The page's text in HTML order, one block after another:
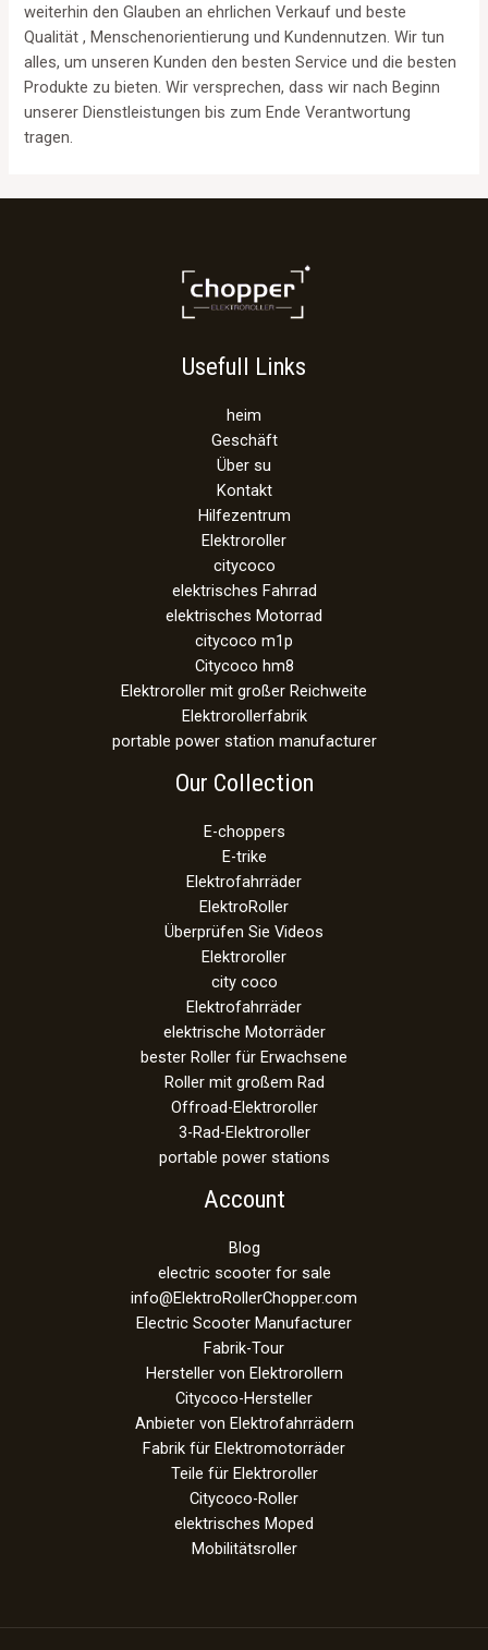
weiterhin den Glauben an ehrlichen Verkauf und beste
Qualität , Menschenorientierung und Kundennutzen. Wir tun
alles, um unseren Kunden den besten Service und die besten
Produkte zu bieten. Wir versprechen, dass wir nach Beginn
unserer Dienstleistungen bis zum Ende Verantwortung
tragen.
Usefull Links
heim
Geschäft
Über su
Kontakt
Hilfezentrum
Elektroroller
citycoco
elektrisches Fahrrad
elektrisches Motorrad
citycoco m1p
Citycoco hm8
Elektroroller mit großer Reichweite
Elektrorollerfabrik
portable power station manufacturer
Our Collection
E-choppers
E-trike
Elektrofahrräder
ElektroRoller
Überprüfen Sie Videos
Elektroroller
city coco
Elektrofahrräder
elektrische Motorräder
bester Roller für Erwachsene
Roller mit großem Rad
Offroad-Elektroroller
3-Rad-Elektroroller
portable power stations
Account
Blog
electric scooter for sale
info@ElektroRollerChopper.com
Electric Scooter Manufacturer
Fabrik-Tour
Hersteller von Elektrorollern
Citycoco-Hersteller
Anbieter von Elektrofahrrädern
Fabrik für Elektromotorräder
Teile für Elektroroller
Citycoco-Roller
elektrisches Moped
Mobilitätsroller